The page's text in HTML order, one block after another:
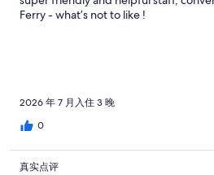
Ferry - what’s not to like !
2026 年 7 月入住 3 晚
0
真实点评